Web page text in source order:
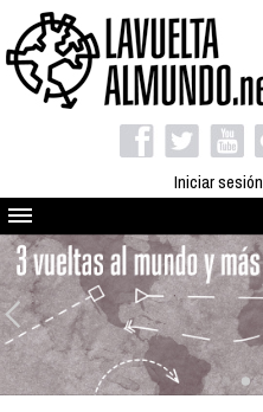
Iniciar sesión
Quienes somos
El proyecto
Blog
Viaja con nosotros
Camino solidario